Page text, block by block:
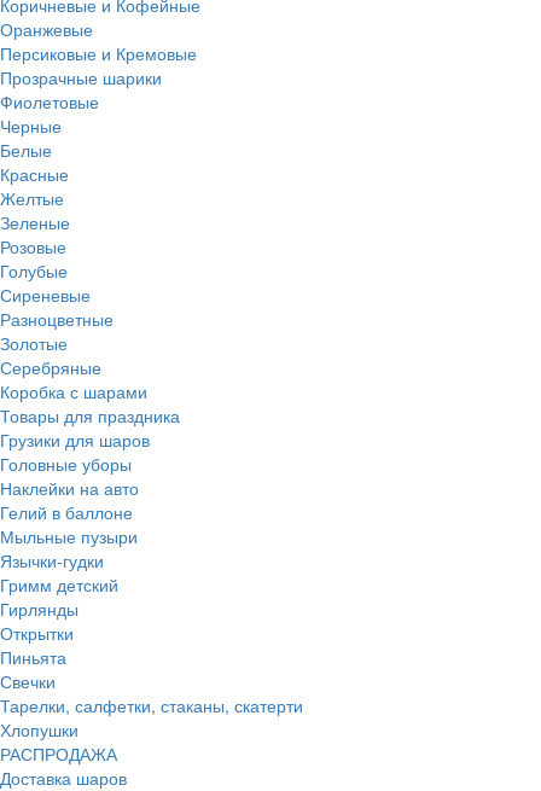
Оранжевые
Персиковые и Кремовые
Прозрачные шарики
Фиолетовые
Черные
Белые
Красные
Желтые
Зеленые
Розовые
Голубые
Сиреневые
Разноцветные
Золотые
Серебряные
Коробка с шарами
Товары для праздника
Грузики для шаров
Головные уборы
Наклейки на авто
Гелий в баллоне
Мыльные пузыри
Язычки-гудки
Гримм детский
Гирлянды
Открытки
Пиньята
Свечки
Тарелки, салфетки, стаканы, скатерти
Хлопушки
РАСПРОДАЖА
Доставка шаров